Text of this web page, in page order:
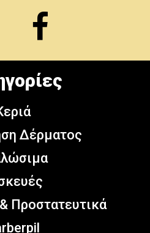
Δέρματος
Προστατευτικά